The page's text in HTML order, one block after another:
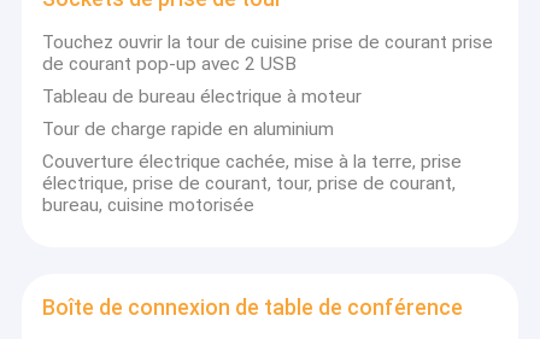
A propos de nous
Visite d'usine
Contrôle de la qualité
Contact
Touchez ouvrir la tour de cuisine prise de courant prise
de courant pop-up avec 2 USB
Tableau de bureau électrique à moteur
Tour de charge rapide en aluminium
Couverture électrique cachée, mise à la terre, prise
électrique, prise de courant, tour, prise de courant,
bureau, cuisine motorisée
Boîte de connexion de table de conférence
matériels électroniques pertinents.
Nous produisons professionnellement des séries de prises de
bureau multifonctionnelles et des produits de système
automatique sans papier.
Xinhuaisen a été fondée en 2004, elle occupe 12 000 mètres
carrés, compte plus de 180 employés, plus de 19 ans
d'expérience ODM&OEM, gérée par une solide équipe de R&D, de
vente et d'administration,Pendant ce temps, nous avons plus
prise électrique, prise manuelle, prise pop-up, prise hydraulique,